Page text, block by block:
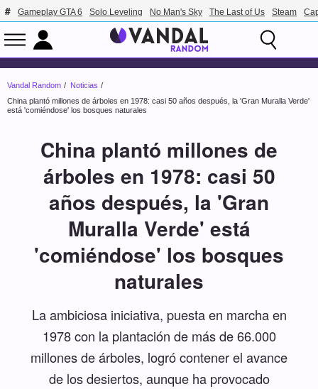
Gameplay GTA 6 Solo Leveling No Man's Sky The Last of Us Steam
Vandal Random
Noticias
China plantó millones de árboles en 1978: casi 50 años después, la 'Gran Muralla Verde'
está 'comiéndose' los bosques naturales
China plantó millones de
árboles en 1978: casi 50
años después, la 'Gran
Muralla Verde' está
'comiéndose' los bosques
naturales
La ambiciosa iniciativa, puesta en marcha en
1978 con la plantación de más de 66.000
millones de árboles, logró contener el avance
de los desiertos, aunque ha provocado